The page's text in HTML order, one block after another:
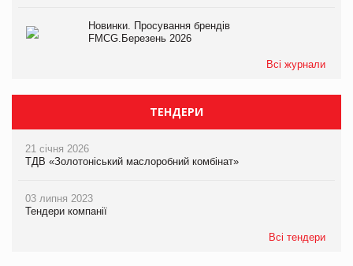
Новинки. Просування брендів
FMCG.Березень 2026
Всі журнали
ТЕНДЕРИ
21 січня 2026
ТДВ «Золотоніський маслоробний комбінат»
03 липня 2023
Тендери компанії
Всі тендери